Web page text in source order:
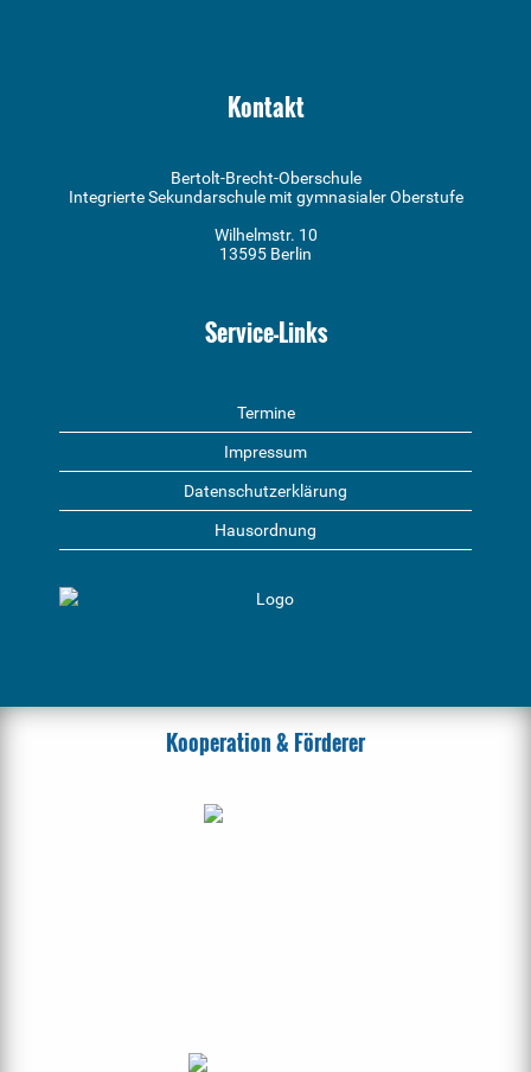
Kontakt
Bertolt-Brecht-Oberschule
Integrierte Sekundarschule mit gymnasialer Oberstufe
Wilhelmstr. 10
13595 Berlin
Service-Links
Termine
Impressum
Datenschutzerklärung
Hausordnung
Kooperation & Förderer